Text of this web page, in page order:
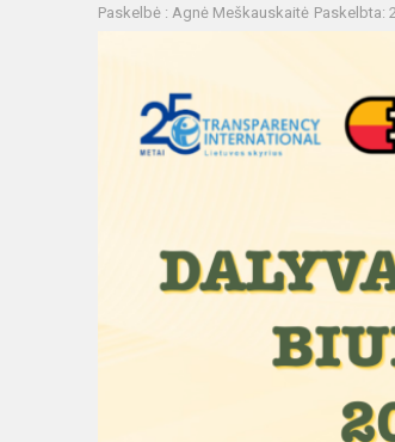
Paskelbė : Agnė Meškauskaitė Paskelbta: